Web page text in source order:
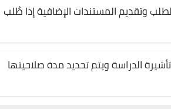
وتقديم المستندات الإضافية إذا طُلب
الدراسة ويتم تحديد مدة صلاحيتها